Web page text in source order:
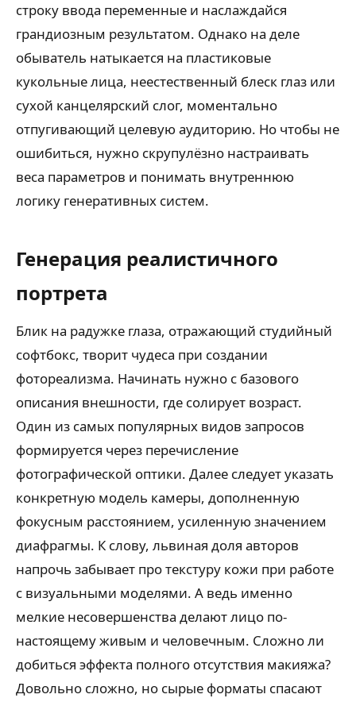
строку ввода переменные и наслаждайся
грандиозным результатом. Однако на деле
обыватель натыкается на пластиковые
кукольные лица, неестественный блеск глаз или
сухой канцелярский слог, моментально
отпугивающий целевую аудиторию. Но чтобы не
ошибиться, нужно скрупулёзно настраивать
веса параметров и понимать внутреннюю
логику генеративных систем.
Генерация реалистичного
портрета
Блик на радужке глаза, отражающий студийный
софтбокс, творит чудеса при создании
фотореализма. Начинать нужно с базового
описания внешности, где солирует возраст.
Один из самых популярных видов запросов
формируется через перечисление
фотографической оптики. Далее следует указать
конкретную модель камеры, дополненную
фокусным расстоянием, усиленную значением
диафрагмы. К слову, львиная доля авторов
напрочь забывает про текстуру кожи при работе
с визуальными моделями. А ведь именно
мелкие несовершенства делают лицо по-
настоящему живым и человечным. Сложно ли
добиться эффекта полного отсутствия макияжа?
Довольно сложно, но сырые форматы спасают